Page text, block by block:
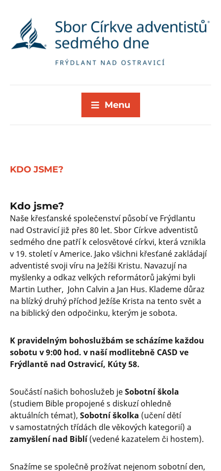
Menu
KDO JSME?
Kdo jsme?
Naše křesťanské společenství působí ve Frýdlantu
nad Ostravicí již přes 80 let. Sbor Církve adventistů
sedmého dne patří k celosvětové církvi, která vznikla
v 19. století v Americe. Jako všichni křesťané zakládají
adventisté svoji víru na Ježíši Kristu. Navazují na
myšlenky a odkaz velkých reformátorů jakými byli
Martin Luther, John Calvin a Jan Hus. Klademe důraz
na blízký druhý příchod Ježíše Krista na tento svět a
na biblický den odpočinku, kterým je sobota.
K pravidelným bohoslužbám se scházíme každou
sobotu v 9:00 hod. v naší modlitebně CASD ve
Frýdlantě nad Ostravicí, Kúty 58.
Součástí našich bohoslužeb jeSobotní škola
(studiem Bible propojené s diskuzí ohledně
aktuálních témat), Sobotní školka (učení dětí
v samostatných třídách dle věkových kategorií) a
zamyšlení nad Biblí(vedené kazatelem či hostem).
Snažíme se společně prožívat nejenom sobotní den,